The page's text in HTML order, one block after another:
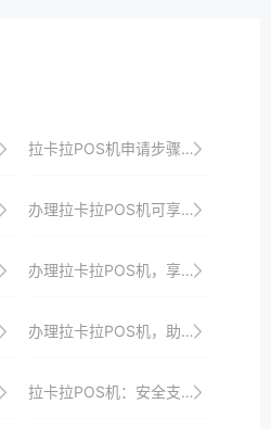
拉卡拉POS机申请步骤：手把手教你操作
办理拉卡拉POS机可享受便捷高效的收银体验以及一站式解决方案和优惠政策以满足商家个性化需求并提升店铺竞争力
办理拉卡拉POS机，享受一站式收银解决方案、安全保障与专业支付服务
办理拉卡拉POS机，助力小微企业数字化转型
拉卡拉POS机：安全支付，守护每一笔交易